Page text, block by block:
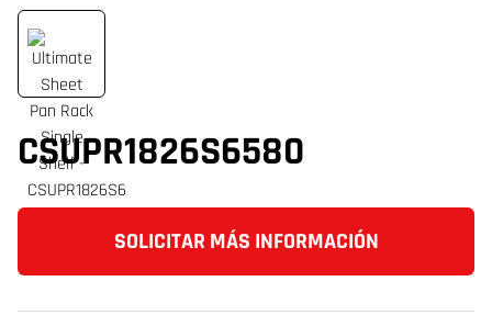
CSUPR1826S6580
SOLICITAR MÁS INFORMACIÓN